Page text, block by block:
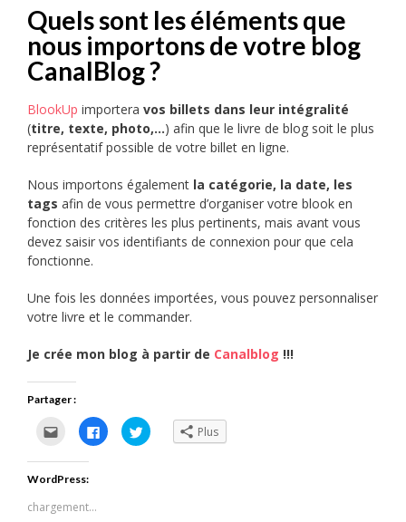
Quels sont les éléments que
nous importons de votre blog
CanalBlog ?
BlookUp importera vos billets dans leur intégralité
(titre, texte, photo,…) afin que le livre de blog soit le plus
représentatif possible de votre billet en ligne.
Nous importons également la catégorie, la date, les
tags afin de vous permettre d’organiser votre blook en
fonction des critères les plus pertinents, mais avant vous
devez saisir vos identifiants de connexion pour que cela
fonctionne.
Une fois les données importées, vous pouvez personnaliser
votre livre et le commander.
Je crée mon blog à partir de Canalblog !!!
Partager :
Cliquez
pour
envoyer
par
mail
un
ami(ouvre
Cliquez
pour
partager
Cliquez
pour Plus
WordPress:
chargement…